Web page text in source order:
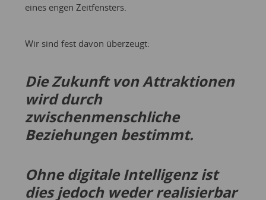
eines engen Zeitfensters.
Wir sind fest davon überzeugt:
Die Zukunft von Attraktionen
wird durch
zwischenmenschliche
Beziehungen bestimmt.
Ohne digitale Intelligenz ist
dies jedoch weder realisierbar